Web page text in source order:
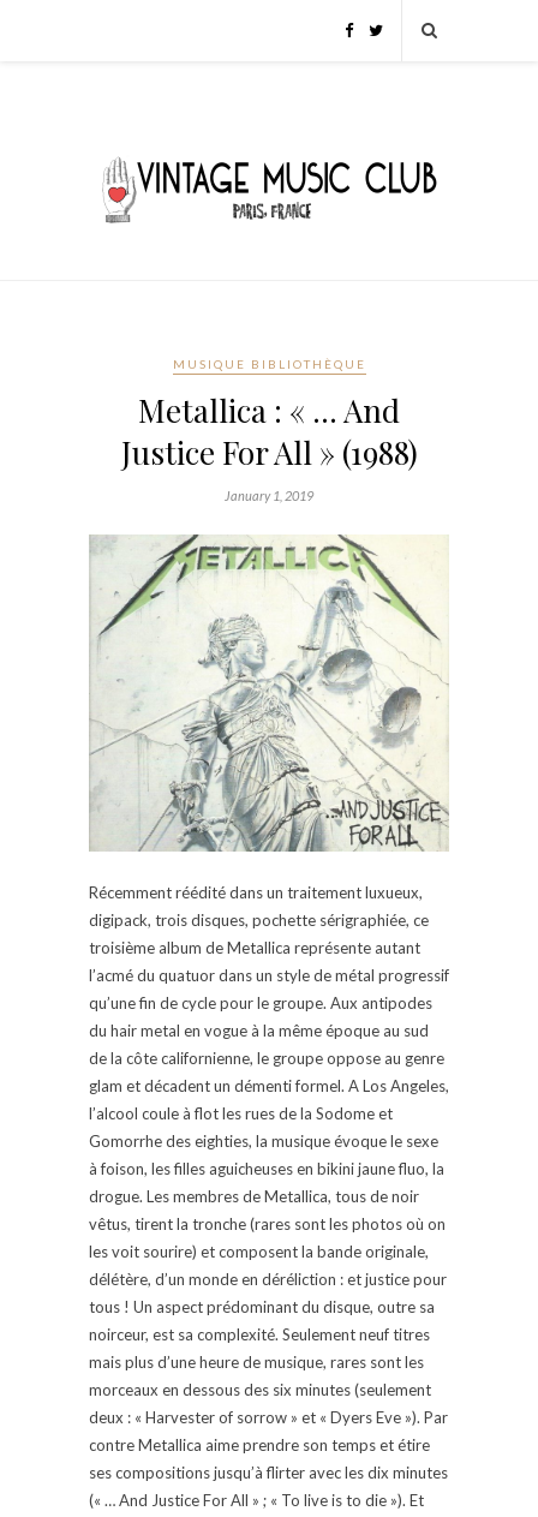
MUSIQUE BIBLIOTHÈQUE
Metallica : « … And
Justice For All » (1988)
January 1, 2019
Récemment réédité dans un traitement luxueux,
digipack, trois disques, pochette sérigraphiée, ce
troisième album de Metallica représente autant
l’acmé du quatuor dans un style de métal progressif
qu’une fin de cycle pour le groupe. Aux antipodes
du hair metal en vogue à la même époque au sud
de la côte californienne, le groupe oppose au genre
glam et décadent un démenti formel. A Los Angeles,
l’alcool coule à flot les rues de la Sodome et
Gomorrhe des eighties, la musique évoque le sexe
à foison, les filles aguicheuses en bikini jaune fluo, la
drogue. Les membres de Metallica, tous de noir
vêtus, tirent la tronche (rares sont les photos où on
les voit sourire) et composent la bande originale,
délétère, d’un monde en déréliction : et justice pour
tous ! Un aspect prédominant du disque, outre sa
noirceur, est sa complexité. Seulement neuf titres
mais plus d’une heure de musique, rares sont les
morceaux en dessous des six minutes (seulement
deux : « Harvester of sorrow » et « Dyers Eve »). Par
contre Metallica aime prendre son temps et étire
ses compositions jusqu’à flirter avec les dix minutes
(« … And Justice For All » ; « To live is to die »). Et